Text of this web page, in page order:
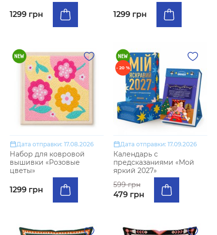
1299 грн 1299 грн
Дата отправки: 17.08.2026
Набор для ковровой
вышивки «Розовые
цветы»
1299 грн
- 20 %
Дата отправки: 17.09.2026
Календарь с
предсказаниями «Мой
яркий 2027»
599 грн
479 грн